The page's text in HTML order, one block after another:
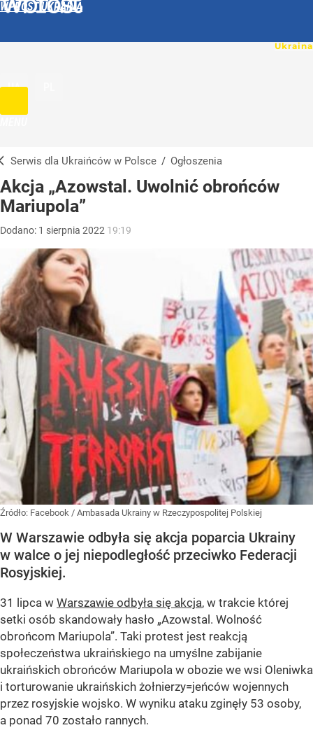
WPROST UKRAINA
UA
Serwis dla Ukraińców w Polsce / Ogłoszenia
Akcja „Azowstal. Uwolnić obrońców
Mariupola”
Dodano: 1 sierpnia 2022 19:19
Źródło: Facebook / Ambasada Ukrainy w Rzeczypospolitej Polskiej
W Warszawie odbyła się akcja poparcia Ukrainy
w walce o jej niepodległość przeciwko Federacji
Rosyjskiej.
31 lipca w Warszawie odbyła się akcja, w trakcie której
setki osób skandowały hasło „Azowstal. Wolność
obrońcom Mariupola”. Taki protest jest reakcją
społeczeństwa ukraińskiego na umyślne zabijanie
ukraińskich obrońców Mariupola w obozie we wsi Oleniwka
i torturowanie ukraińskich żołnierzy=jeńców wojennych
przez rosyjskie wojsko. W wyniku ataku zginęły 53 osoby,
a ponad 70 zostało rannych.